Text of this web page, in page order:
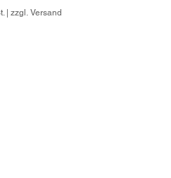
| zzgl. Versand